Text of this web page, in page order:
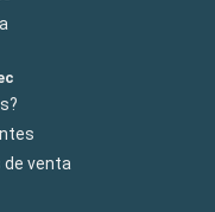
de venta